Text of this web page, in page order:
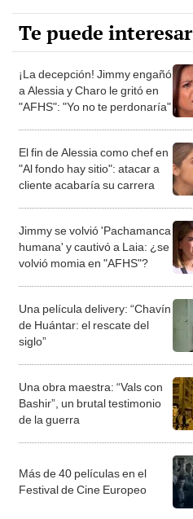
Te puede interesar
¡La decepción! Jimmy engañó
a Alessia y Charo le gritó en
"AFHS": "Yo no te perdonaría"
El fin de Alessia como chef en
"Al fondo hay sitio": atacar a
cliente acabaría su carrera
Jimmy se volvió 'Pachamanca
humana' y cautivó a Laia: ¿se
volvió momia en "AFHS"?
Una película delivery: “Chavín
de Huántar: el rescate del
siglo”
Una obra maestra: “Vals con
Bashir”, un brutal testimonio
de la guerra
Más de 40 películas en el
Festival de Cine Europeo